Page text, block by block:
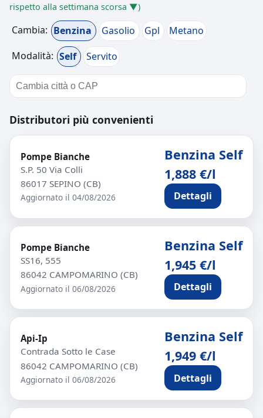
rispetto alla settimana scorsa ▼)
Cambia: Benzina Gasolio Gpl
Metano
Modalità: Self Servito
Distributori più convenienti
Pompe Bianche
S.P. 50 Via Colli
86017 SEPINO (CB)
Aggiornato il 04/08/2026
Benzina Self
1,888 €/l
Dettagli
Pompe Bianche
SS16, 555
86042 CAMPOMARINO (CB)
Aggiornato il 06/08/2026
Benzina Self
1,945 €/l
Dettagli
Api-Ip
Contrada Sotto le Case
86042 CAMPOMARINO (CB)
Aggiornato il 06/08/2026
Benzina Self
1,949 €/l
Dettagli